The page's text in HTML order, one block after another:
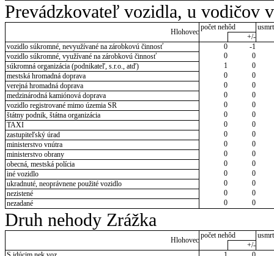
Prevádzkovateľ vozidla, u vodičov
Hlohovec
počet nehôd
+/-
vozidlo súkromné, nevyužívané na zárobkovú činnosť
0
-1
vozidlo súkromné, využívané na zárobkovú činnosť
0
0
súkromná organizácia (podnikateľ, s.r.o., atď)
1
0
mestská hromadná doprava
0
0
verejná hromadná doprava
0
0
medzinárodná kamiónová doprava
0
0
vozidlo registrované mimo územia SR
0
0
štátny podnik, štátna organizácia
0
0
TAXI
0
0
zastupiteľský úrad
0
0
ministerstvo vnútra
0
0
ministerstvo obrany
0
0
obecná, mestská polícia
0
0
iné vozidlo
0
0
ukradnuté, neoprávnene použité vozidlo
0
0
nezistené
0
0
nezadané
0 0
Druh nehody Zrážka
Hlohovec
počet nehôd
+/-